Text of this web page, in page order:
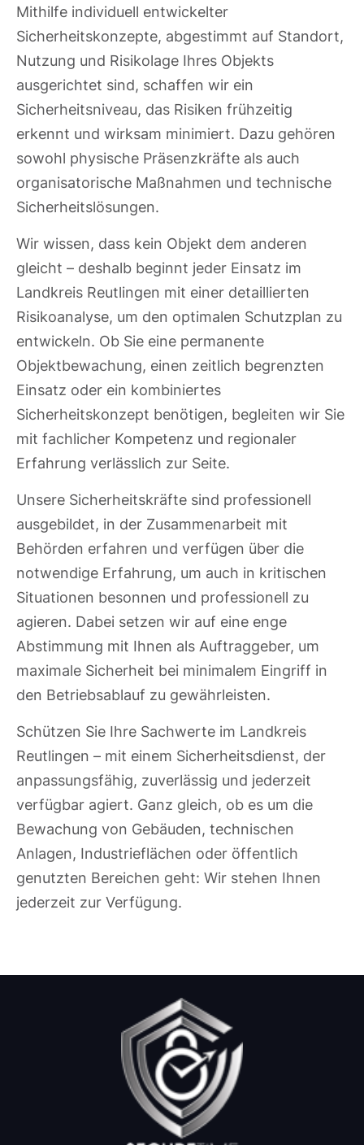
Mithilfe individuell entwickelter
Sicherheitskonzepte, abgestimmt auf Standort,
Nutzung und Risikolage Ihres Objekts
ausgerichtet sind, schaffen wir ein
Sicherheitsniveau, das Risiken frühzeitig
erkennt und wirksam minimiert. Dazu gehören
sowohl physische Präsenzkräfte als auch
organisatorische Maßnahmen und technische
Sicherheitslösungen.
Wir wissen, dass kein Objekt dem anderen
gleicht – deshalb beginnt jeder Einsatz im
Landkreis Reutlingen mit einer detaillierten
Risikoanalyse, um den optimalen Schutzplan zu
entwickeln. Ob Sie eine permanente
Objektbewachung, einen zeitlich begrenzten
Einsatz oder ein kombiniertes
Sicherheitskonzept benötigen, begleiten wir Sie
mit fachlicher Kompetenz und regionaler
Erfahrung verlässlich zur Seite.
Unsere Sicherheitskräfte sind professionell
ausgebildet, in der Zusammenarbeit mit
Behörden erfahren und verfügen über die
notwendige Erfahrung, um auch in kritischen
Situationen besonnen und professionell zu
agieren. Dabei setzen wir auf eine enge
Abstimmung mit Ihnen als Auftraggeber, um
maximale Sicherheit bei minimalem Eingriff in
den Betriebsablauf zu gewährleisten.
Schützen Sie Ihre Sachwerte im Landkreis
Reutlingen – mit einem Sicherheitsdienst, der
anpassungsfähig, zuverlässig und jederzeit
verfügbar agiert. Ganz gleich, ob es um die
Bewachung von Gebäuden, technischen
Anlagen, Industrieflächen oder öffentlich
genutzten Bereichen geht: Wir stehen Ihnen
jederzeit zur Verfügung.